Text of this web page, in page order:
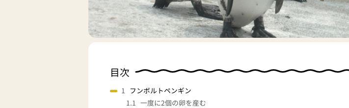
目次
フンボルトペンギン
一度に2個の卵を産む